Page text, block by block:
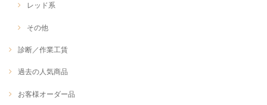
レッド系
その他
診断／作業工賃
過去の人気商品
お客様オーダー品